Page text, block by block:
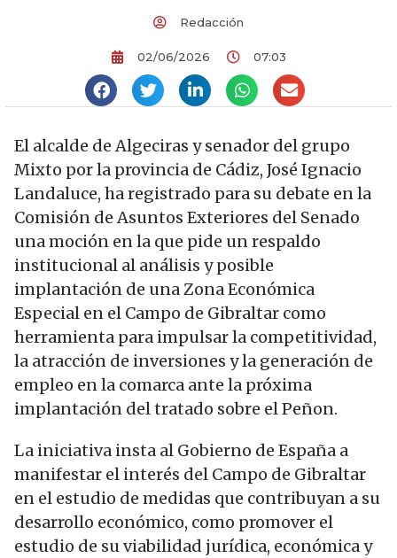
Redacción
02/06/2026 07:03
El alcalde de Algeciras y senador del grupo
Mixto por la provincia de Cádiz, José Ignacio
Landaluce, ha registrado para su debate en la
Comisión de Asuntos Exteriores del Senado
una moción en la que pide un respaldo
institucional al análisis y posible
implantación de una Zona Económica
Especial en el Campo de Gibraltar como
herramienta para impulsar la competitividad,
la atracción de inversiones y la generación de
empleo en la comarca ante la próxima
implantación del tratado sobre el Peñon.
La iniciativa insta al Gobierno de España a
manifestar el interés del Campo de Gibraltar
en el estudio de medidas que contribuyan a su
desarrollo económico, como promover el
estudio de su viabilidad jurídica, económica y